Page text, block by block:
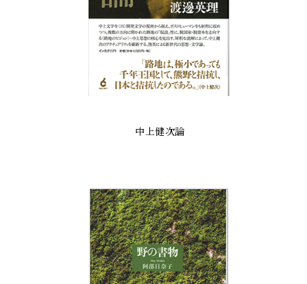
中上健次論